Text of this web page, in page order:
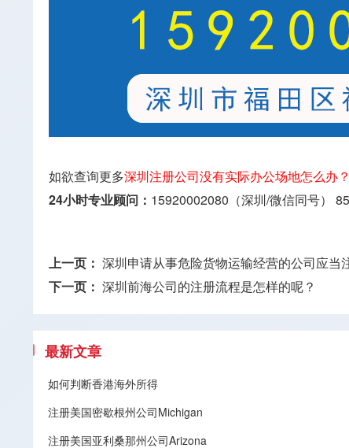
如欲查询更多深圳注册公司没有实际办公场地怎么办？
24小时专业顾问： 15920002080（深圳/微信同号）
上一页： 深圳申请从事危险货物运输经营的公司应当
下一页： 深圳前海公司的注册流程是怎样的呢？
最新文章
如何判断香港海外所得
注册美国密歇根州公司Michigan
注册美国亚利桑那州公司Arizona